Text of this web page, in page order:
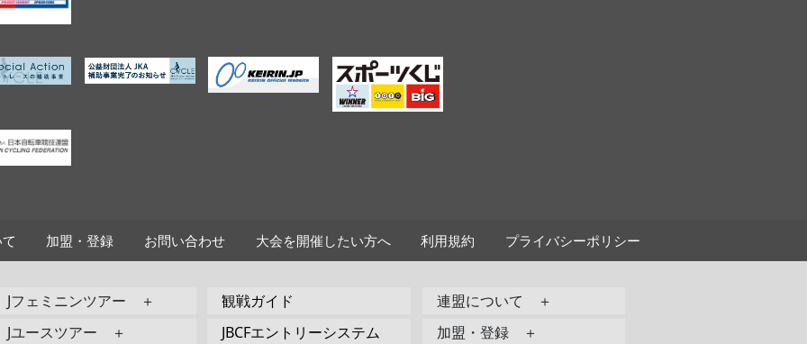
加盟・登録 お問い合わせ 大会を開催したい方へ 利用規約 プライバシーポリシー
Jフェミニンツアー ＋
Jユースツアー ＋
観戦ガイド
JBCFエントリーシステム
連盟について ＋
加盟・登録 ＋